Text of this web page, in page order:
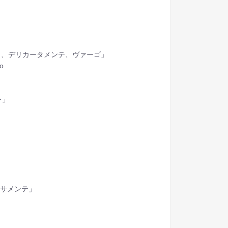
デリカータメンテ、ヴァーゴ」
メンテ」